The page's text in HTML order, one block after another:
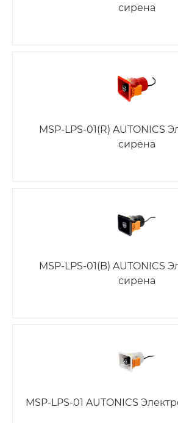
сирена
MSP-LPS-01(R) AUTONICS
сирена
MSP-LPS-01(B) AUTONICS
сирена
MSP-LPS-01 AUTONICS